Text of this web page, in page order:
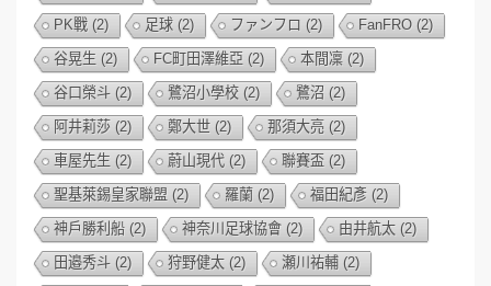
PK戰 (2) 足球 (2) ファンフロ (2) FanFRO (2)
谷晃生 (2) FC町田澤維亞 (2) 本間凜 (2)
谷口榮斗 (2) 鷺沼小學校 (2) 鷺沼 (2)
阿井莉莎 (2) 鄭大世 (2) 那須大亮 (2)
車屋先生 (2) 蔚山現代 (2) 聯賽盃 (2)
聖基萊錫皇家聯盟 (2) 羅蘭 (2) 福田紀彥 (2)
神戶勝利船 (2) 神奈川足球協會 (2) 由井航太 (2)
田邉秀斗 (2) 狩野健太 (2) 瀬川祐輔 (2)